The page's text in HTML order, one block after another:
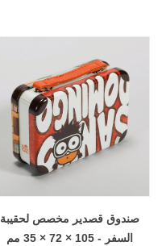
صندوق قصدير مخصص لحقيبة
السفر - 105 × 72 × 35 مم